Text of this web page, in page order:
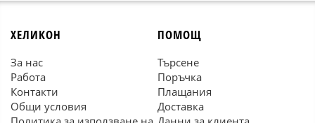
ХЕЛИКОН
За нас
Работа
Контакти
Общи условия
ПОМОЩ
Търсене
Поръчка
Плащания
Доставка